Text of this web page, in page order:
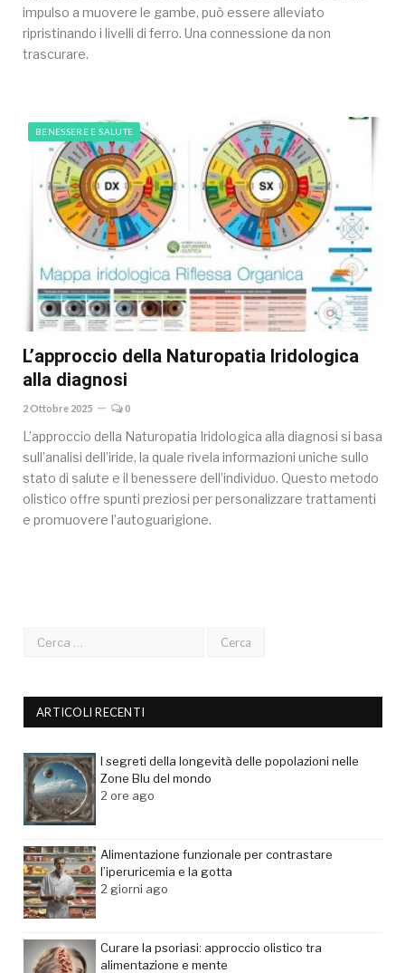
impulso a muovere le gambe, può essere alleviato
ripristinando i livelli di ferro. Una connessione da non
trascurare.
BENESSERE E SALUTE
L’approccio della Naturopatia Iridologica
alla diagnosi
2 Ottobre 2025 0
L’approccio della Naturopatia Iridologica alla diagnosi si basa
sull’analisi dell’iride, la quale rivela informazioni uniche sullo
stato di salute e il benessere dell’individuo. Questo metodo
olistico offre spunti preziosi per personalizzare trattamenti
e promuovere l’autoguarigione.
ARTICOLI RECENTI
I segreti della longevità delle popolazioni nelle
Zone Blu del mondo
2 ore ago
Alimentazione funzionale per contrastare
l’iperuricemia e la gotta
2 giorni ago
Curare la psoriasi: approccio olistico tra
alimentazione e mente